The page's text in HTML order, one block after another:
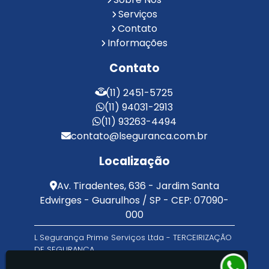
Reconhecimento Facial Portaria
Serviço de Limpeza Terceirizado
Serviço de Portaria e Limpeza
Serviços de Limpeza e Portaria
Terceirização de Facilities
Terceirização de Portaria
Zeladoria de Condomínios
Serviços
Contato
Informações
Contato
(11) 2451-5725
(11) 94031-2913
(11) 93263-4494
contato@lseguranca.com.br
Localização
Av. Tiradentes, 636 - Jardim Santa
Edwirges - Guarulhos / SP - CEP: 07090-
000
L Segurança Prime Serviços Ltda - TERCEIRIZAÇÃO
DE SEGURANÇA